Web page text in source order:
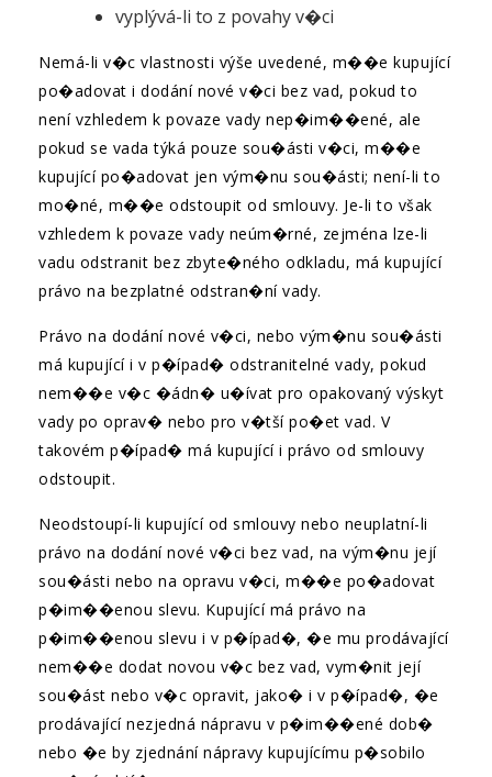
vyplývá-li to z povahy v�ci
Nemá-li v�c vlastnosti výše uvedené, m��e kupující
po�adovat i dodání nové v�ci bez vad, pokud to
není vzhledem k povaze vady nep�im��ené, ale
pokud se vada týká pouze sou�ásti v�ci, m��e
kupující po�adovat jen vým�nu sou�ásti; není-li to
mo�né, m��e odstoupit od smlouvy. Je-li to však
vzhledem k povaze vady neúm�rné, zejména lze-li
vadu odstranit bez zbyte�ného odkladu, má kupující
právo na bezplatné odstran�ní vady.
Právo na dodání nové v�ci, nebo vým�nu sou�ásti
má kupující i v p�ípad� odstranitelné vady, pokud
nem��e v�c �ádn� u�ívat pro opakovaný výskyt
vady po oprav� nebo pro v�tší po�et vad. V
takovém p�ípad� má kupující i právo od smlouvy
odstoupit.
Neodstoupí-li kupující od smlouvy nebo neuplatní-li
právo na dodání nové v�ci bez vad, na vým�nu její
sou�ásti nebo na opravu v�ci, m��e po�adovat
p�im��enou slevu. Kupující má právo na
p�im��enou slevu i v p�ípad�, �e mu prodávající
nem��e dodat novou v�c bez vad, vym�nit její
sou�ást nebo v�c opravit, jako� i v p�ípad�, �e
prodávající nezjedná nápravu v p�im��ené dob�
nebo �e by zjednání nápravy kupujícímu p�sobilo